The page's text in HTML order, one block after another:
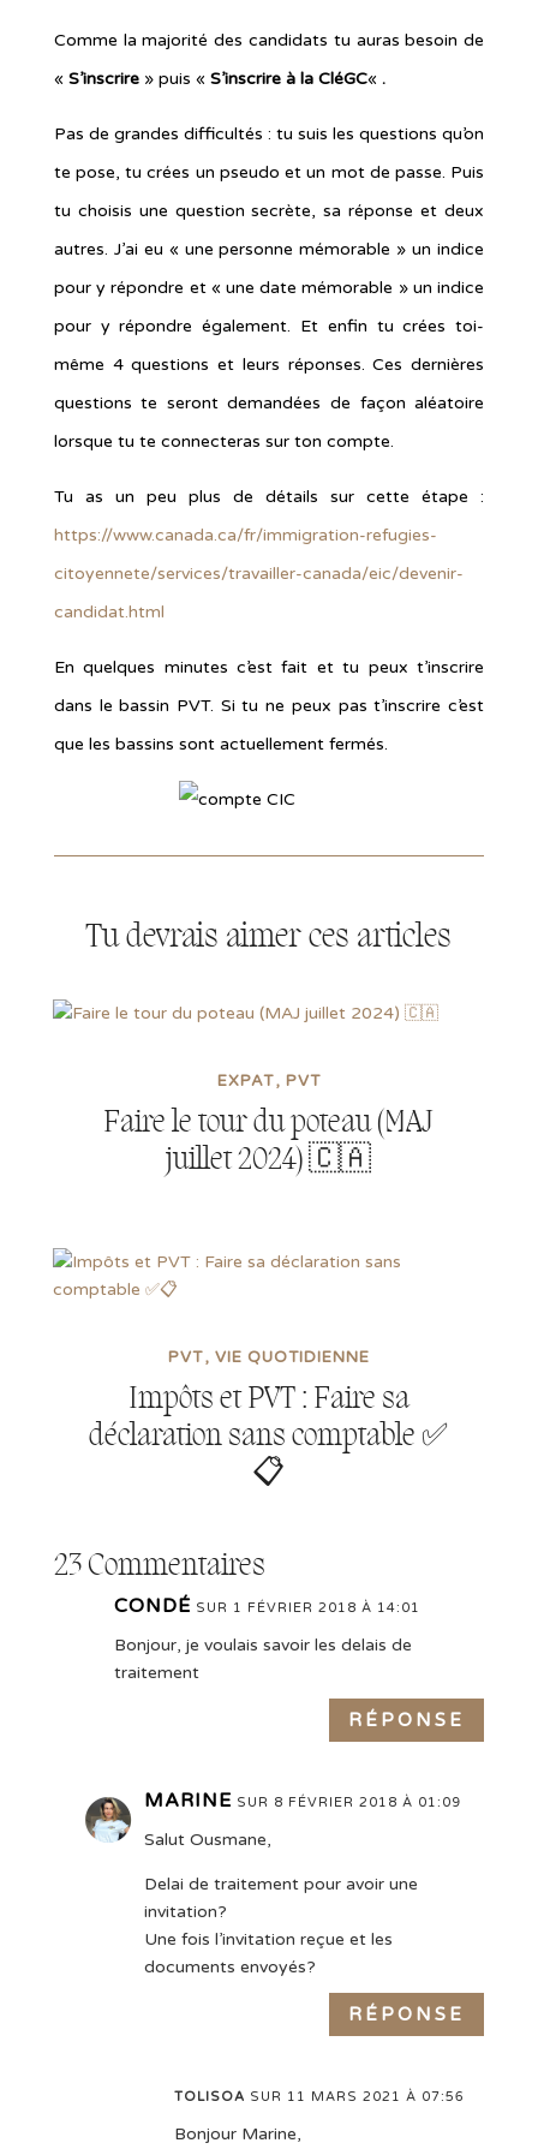
Comme la majorité des candidats tu auras besoin de
« S’inscrire» puis « S’inscrire à la CléGC« .
Pas de grandes difficultés : tu suis les questions qu’on
te pose, tu crées un pseudo et un mot de passe. Puis
tu choisis une question secrète, sa réponse et deux
autres. J’ai eu « une personne mémorable » un indice
pour y répondre et « une date mémorable » un indice
pour y répondre également. Et enfin tu crées toi-
même 4 questions et leurs réponses. Ces dernières
questions te seront demandées de façon aléatoire
lorsque tu te connecteras sur ton compte.
Tu as un peu plus de détails sur cette étape :
https://www.canada.ca/fr/immigration-refugies-
citoyennete/services/travailler-canada/eic/devenir-
candidat.html
En quelques minutes c’est fait et tu peux t’inscrire
dans le bassin PVT. Si tu ne peux pas t’inscrire c’est
que les bassins sont actuellement fermés.
Tu devrais aimer ces articles
Faire le tour du poteau (MAJ
juillet 2024) 🇨🇦
EXPAT PVT
Impôts et PVT : Faire sa
déclaration sans comptable ✅
📋
PVT VIE QUOTIDIENNE
23 Commentaires
CONDÉ SUR 1 FÉVRIER 2018 À 14:01
Bonjour, je voulais savoir les delais de
traitement
RÉPONSE
MARINE SUR 8 FÉVRIER 2018 À 01:09
Salut Ousmane,
Delai de traitement pour avoir une
invitation?
Une fois l’invitation reçue et les
documents envoyés?
RÉPONSE
TOLISOA SUR 11 MARS 2021 À 07:56
Bonjour Marine,